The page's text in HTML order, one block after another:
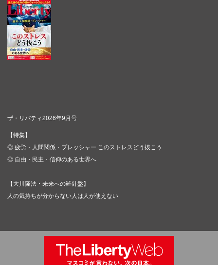
ザ・リバティ2026年9月号
【特集】
◎ 疲労・人間関係・プレッシャー このストレスどう抜こう
◎ 自由・民主・信仰のある世界へ
【大川隆法・未来への羅針盤】
人の気持ちが分からない人は人が使えない